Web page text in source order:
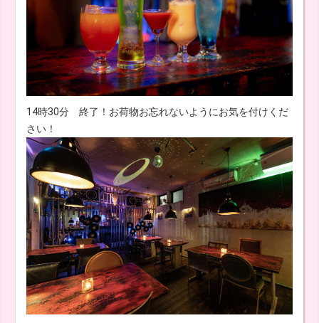
14時30分 終了！お荷物お忘れないようにお気を付けくだ
さい！